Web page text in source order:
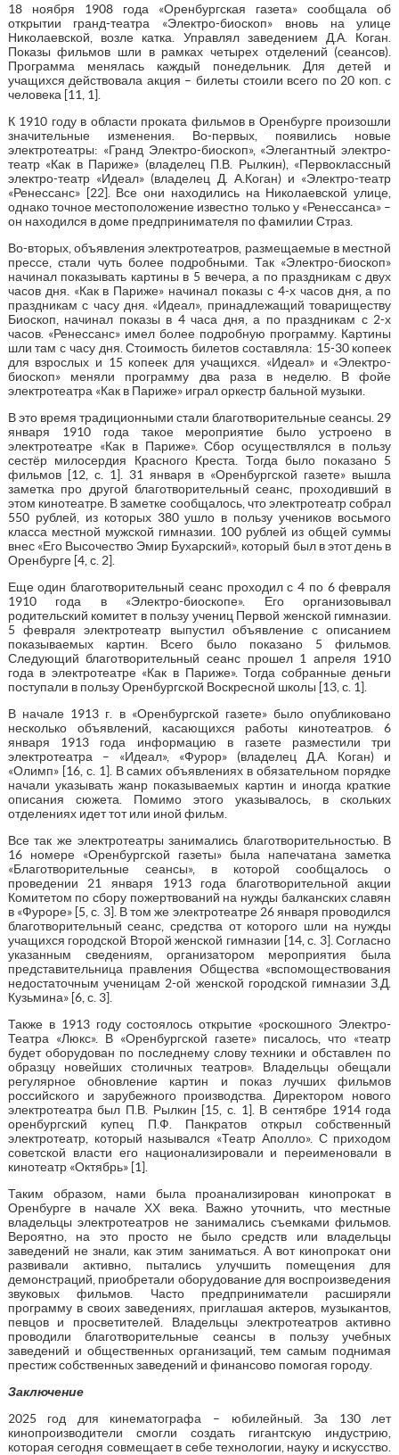
18 ноября 1908 года «Оренбургская газета» сообщала об
открытии гранд-театра «Электро-биоскоп» вновь на улице
Николаевской, возле катка. Управлял заведением Д.А. Коган.
Показы фильмов шли в рамках четырех отделений (сеансов).
Программа менялась каждый понедельник. Для детей и
учащихся действовала акция – билеты стоили всего по 20 коп. с
человека [11, 1].
К 1910 году в области проката фильмов в Оренбурге произошли
значительные изменения. Во-первых, появились новые
электротеатры: «Гранд Электро-биоскоп», «Элегантный электро-
театр «Как в Париже» (владелец П.В. Рылкин), «Первоклассный
электро-театр «Идеал» (владелец Д. А.Коган) и «Электро-театр
«Ренессанс» [22]. Все они находились на Николаевской улице,
однако точное местоположение известно только у «Ренессанса» –
он находился в доме предпринимателя по фамилии Страз.
Во-вторых, объявления электротеатров, размещаемые в местной
прессе, стали чуть более подробными. Так «Электро-биоскоп»
начинал показывать картины в 5 вечера, а по праздникам с двух
часов дня. «Как в Париже» начинал показы с 4-х часов дня, а по
праздникам с часу дня. «Идеал», принадлежащий товариществу
Биоскоп, начинал показы в 4 часа дня, а по праздникам с 2-х
часов. «Ренессанс» имел более подробную программу. Картины
шли там с часу дня. Стоимость билетов составляла: 15-30 копеек
для взрослых и 15 копеек для учащихся. «Идеал» и «Электро-
биоскоп» меняли программу два раза в неделю. В фойе
электротеатра «Как в Париже» играл оркестр бальной музыки.
В это время традиционными стали благотворительные сеансы. 29
января 1910 года такое мероприятие было устроено в
электротеатре «Как в Париже». Сбор осуществлялся в пользу
сестёр милосердия Красного Креста. Тогда было показано 5
фильмов [12, с. 1]. 31 января в «Оренбургской газете» вышла
заметка про другой благотворительный сеанс, проходивший в
этом кинотеатре. В заметке сообщалось, что электротеатр собрал
550 рублей, из которых 380 ушло в пользу учеников восьмого
класса местной мужской гимназии. 100 рублей из общей суммы
внес «Его Высочество Эмир Бухарский», который был в этот день в
Оренбурге [4, с. 2].
Еще один благотворительный сеанс проходил с 4 по 6 февраля
1910 года в «Электро-биоскопе». Его организовывал
родительский комитет в пользу учениц Первой женской гимназии.
5 февраля электротеатр выпустил объявление с описанием
показываемых картин. Всего было показано 5 фильмов.
Следующий благотворительный сеанс прошел 1 апреля 1910
года в электротеатре «Как в Париже». Тогда собранные деньги
поступали в пользу Оренбургской Воскресной школы [13, с. 1].
В начале 1913 г. в «Оренбургской газете» было опубликовано
несколько объявлений, касающихся работы кинотеатров. 6
января 1913 года информацию в газете разместили три
электротеатра – «Идеал», «Фурор» (владелец Д.А. Коган) и
«Олимп» [16, с. 1]. В самих объявлениях в обязательном порядке
начали указывать жанр показываемых картин и иногда краткие
описания сюжета. Помимо этого указывалось, в скольких
отделениях идет тот или иной фильм.
Все так же электротеатры занимались благотворительностью. В
16 номере «Оренбургской газеты» была напечатана заметка
«Благотворительные сеансы», в которой сообщалось о
проведении 21 января 1913 года благотворительной акции
Комитетом по сбору пожертвований на нужды балканских славян
в «Фуроре» [5, с. 3]. В том же электротеатре 26 января проводился
благотворительный сеанс, средства от которого шли на нужды
учащихся городской Второй женской гимназии [14, с. 3]. Согласно
указанным сведениям, организатором мероприятия была
представительница правления Общества «вспомоществования
недостаточным ученицам 2-ой женской городской гимназии З.Д.
Кузьмина» [6, с. 3].
Также в 1913 году состоялось открытие «роскошного Электро-
Театра «Люкс». В «Оренбургской газете» писалось, что «театр
будет оборудован по последнему слову техники и обставлен по
образцу новейших столичных театров». Владельцы обещали
регулярное обновление картин и показ лучших фильмов
российского и зарубежного производства. Директором нового
электротеатра был П.В. Рылкин [15, с. 1]. В сентябре 1914 года
оренбургский купец П.Ф. Панкратов открыл собственный
электротеатр, который назывался «Театр Аполло». С приходом
советской власти его национализировали и переименовали в
кинотеатр «Октябрь» [1].
Таким образом, нами была проанализирован кинопрокат в
Оренбурге в начале ХХ века. Важно уточнить, что местные
владельцы электротеатров не занимались съемками фильмов.
Вероятно, на это просто не было средств или владельцы
заведений не знали, как этим заниматься. А вот кинопрокат они
развивали активно, пытались улучшить помещения для
демонстраций, приобретали оборудование для воспроизведения
звуковых фильмов. Часто предприниматели расширяли
программу в своих заведениях, приглашая актеров, музыкантов,
певцов и просветителей. Владельцы электротеатров активно
проводили благотворительные сеансы в пользу учебных
заведений и общественных организаций, тем самым поднимая
престиж собственных заведений и финансово помогая городу.
Заключение
2025 год для кинематографа – юбилейный. За 130 лет
кинопроизводители смогли создать гигантскую индустрию,
которая сегодня совмещает в себе технологии, науку и искусство.